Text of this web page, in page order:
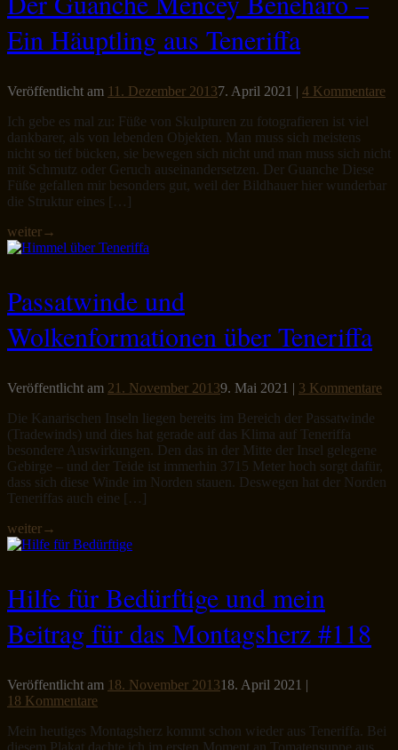
Ein Häuptling aus Teneriffa
Veröffentlicht am 11. Dezember 20137. April 2021 | 4 Kommentare
Ich gebe es mal zu: Füße von Skulpturen zu fotografieren ist viel
dankbarer, als von lebenden Objekten. Man muss sich meistens
nicht so tief bücken, sie bewegen sich nicht und man muss sich nicht
mit Schmutz oder Geruch auseinandersetzen. Der Guanche Diese
Füße gefallen mir besonders gut, weil der Bildhauer hier wunderbar
die Struktur eines […]
weiter→
Passatwinde und
Wolkenformationen über Teneriffa
Veröffentlicht am 21. November 20139. Mai 2021 | 3 Kommentare
Die Kanarischen Inseln liegen bereits im Bereich der Passatwinde
(Tradewinds) und dies hat gerade auf das Klima auf Teneriffa
besondere Auswirkungen. Den das in der Mitte der Insel gelegene
Gebirge – und der Teide ist immerhin 3715 Meter hoch sorgt dafür,
dass sich diese Winde im Norden stauen. Deswegen hat der Norden
Teneriffas auch eine […]
weiter→
Hilfe für Bedürftige und mein
Beitrag für das Montagsherz #118
Veröffentlicht am 18. November 201318. April 2021 |
18 Kommentare
Mein heutiges Montagsherz kommt schon wieder aus Teneriffa. Bei
diesem Plakat dachte ich im ersten Moment an Tomatensuppe aus